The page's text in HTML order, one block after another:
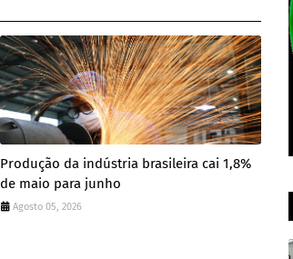
Produção da indústria brasileira cai 1,8%
de maio para junho
Agosto 05, 2026